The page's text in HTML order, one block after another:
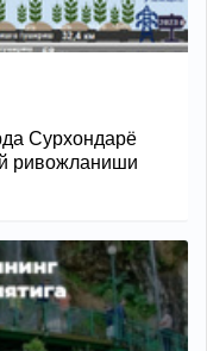
Сурхондарё
ривожланиши